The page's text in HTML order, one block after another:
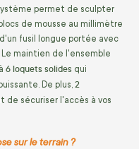
permet de sculpter
de mousse au millimètre
fusil longue portée avec
maintien de l'ensemble
6 loquets solides qui
De plus, 2
de sécuriser l'accès à vos
sur le terrain ?